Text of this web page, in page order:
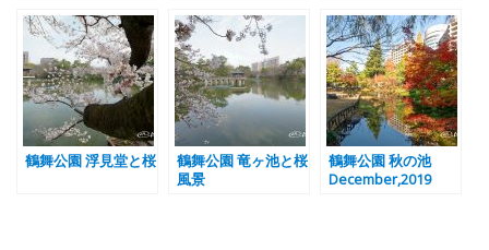
鶴舞公園 浮見堂と桜
鶴舞公園 竜ヶ池と桜
風景
鶴舞公園 秋の池
December,2019